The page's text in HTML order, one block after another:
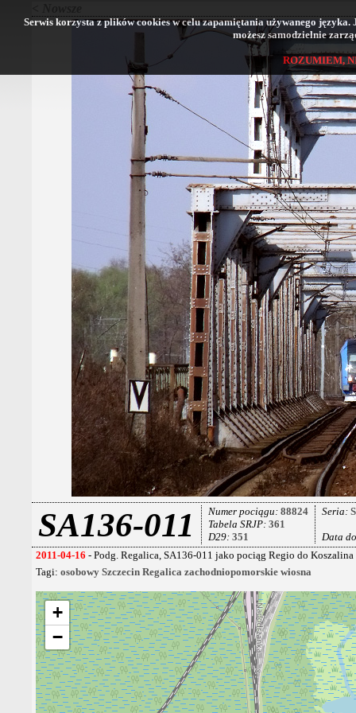
Serwis korzysta z plików cookies w celu zapamiętania używanego
możesz samodzielnie
ROZUMIEM,
SA136-011 Numer pociągu: 88824
Tabela SRJP: 361
D29: 351
Seria:
Data
2011-04-16 - Podg. Regalica, SA136-011 jako pociąg Regio do
Tagi: osobowy Szczecin Regalica zachodniopomorskie wiosna
+
−